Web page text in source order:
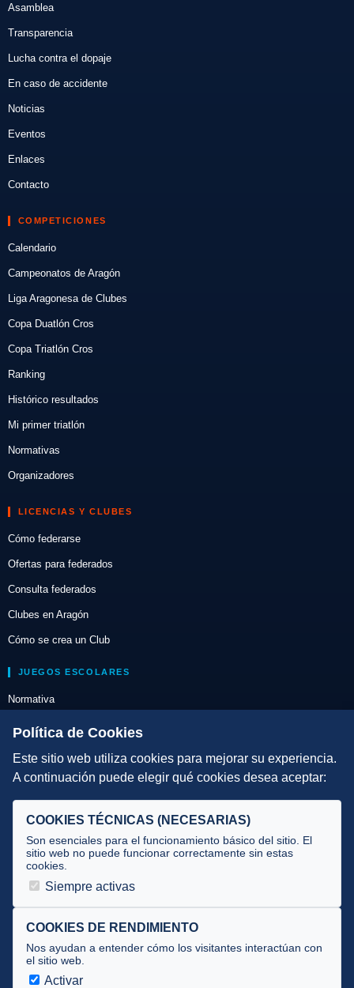
Asamblea
Transparencia
Lucha contra el dopaje
En caso de accidente
Noticias
Eventos
Enlaces
Contacto
COMPETICIONES
Calendario
Campeonatos de Aragón
Liga Aragonesa de Clubes
Copa Duatlón Cros
Copa Triatlón Cros
Ranking
Histórico resultados
Mi primer triatlón
Normativas
Organizadores
LICENCIAS Y CLUBES
Cómo federarse
Ofertas para federados
Consulta federados
Clubes en Aragón
Cómo se crea un Club
JUEGOS ESCOLARES
Normativa
Escuelas de Triatlón
DIRECCIÓN TÉCNICA
Selecciones
Tecnificación
JUECES Y OFICIALES
Documentos
Cursos
Circulares oficiales
Política de Cookies
Este sitio web utiliza cookies para mejorar su experiencia.
A continuación puede elegir qué cookies desea aceptar:
COOKIES TÉCNICAS (NECESARIAS)
Son esenciales para el funcionamiento básico del sitio. El
sitio web no puede funcionar correctamente sin estas
cookies.
Siempre activas
COOKIES DE RENDIMIENTO
Nos ayudan a entender cómo los visitantes interactúan con
el sitio web.
Activar